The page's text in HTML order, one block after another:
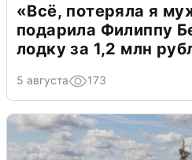
«Всё, потеряла я
подарила Филиппу
лодку за 1,2 млн
5 августа 173